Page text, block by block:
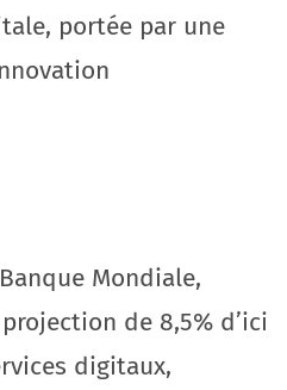
portée par une
Mondiale,
de 8,5% d’ici
digitaux,